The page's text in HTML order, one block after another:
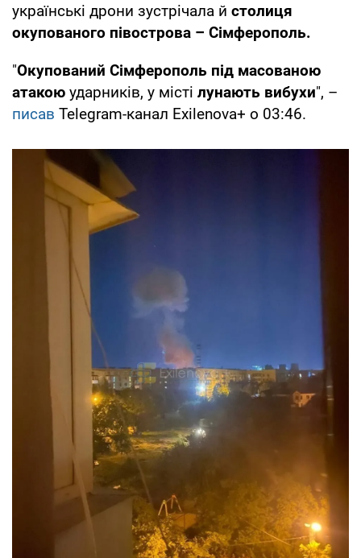
українські дрони зустрічала й столиця
окупованого півострова – Сімферополь.
"Окупований Сімферополь під масованою
атакою ударників, у місті лунають вибухи", –
писав Telegram-канал Exilenova+ о 03:46.